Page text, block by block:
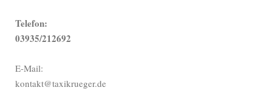
Telefon:
03935/212692
E-Mail:
kontakt@taxikrueger.de